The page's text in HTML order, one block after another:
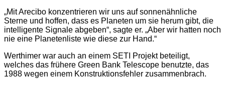
„Mit Arecibo konzentrieren wir uns auf sonnenähnliche
Sterne und hoffen, dass es Planeten um sie herum gibt, die
intelligente Signale abgeben“, sagte er. „Aber wir hatten noch
nie eine Planetenliste wie diese zur Hand.“
Werthimer war auch an einem SETI Projekt beteiligt,
welches das frühere Green Bank Telescope benutzte, das
1988 wegen einem Konstruktionsfehler zusammenbrach.